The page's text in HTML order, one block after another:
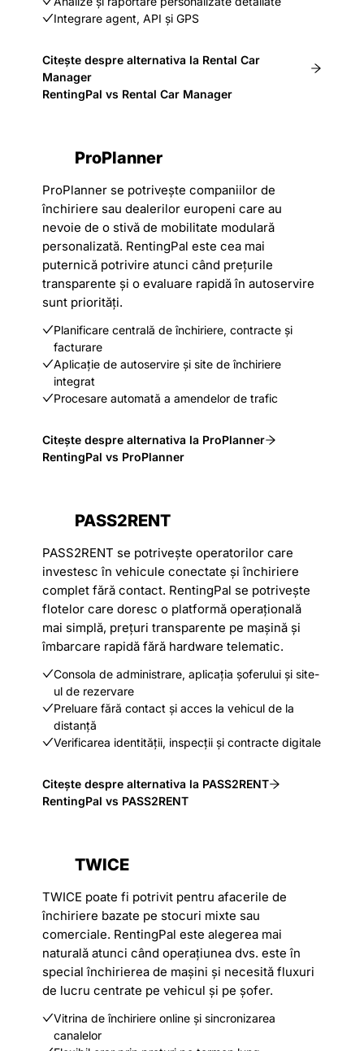
Integrare agent, API și GPS
Citește despre alternativa la Rental Car
Manager
RentingPal vs Rental Car Manager
ProPlanner
ProPlanner se potrivește companiilor de
închiriere sau dealerilor europeni care au
nevoie de o stivă de mobilitate modulară
personalizată. RentingPal este cea mai
puternică potrivire atunci când prețurile
transparente și o evaluare rapidă în autoservire
sunt priorități.
Planificare centrală de închiriere, contracte și
facturare
Aplicație de autoservire și site de închiriere
integrat
Procesare automată a amendelor de trafic
Citește despre alternativa la ProPlanner
RentingPal vs ProPlanner
PASS2RENT
PASS2RENT se potrivește operatorilor care
investesc în vehicule conectate și închiriere
complet fără contact. RentingPal se potrivește
flotelor care doresc o platformă operațională
mai simplă, prețuri transparente pe mașină și
îmbarcare rapidă fără hardware telematic.
Consola de administrare, aplicația șoferului și site-
ul de rezervare
Preluare fără contact și acces la vehicul de la
distanță
Verificarea identității, inspecții și contracte digitale
Citește despre alternativa la PASS2RENT
RentingPal vs PASS2RENT
TWICE
TWICE poate fi potrivit pentru afacerile de
închiriere bazate pe stocuri mixte sau
comerciale. RentingPal este alegerea mai
naturală atunci când operațiunea dvs. este în
special închirierea de mașini și necesită fluxuri
de lucru centrate pe vehicul și pe șofer.
Vitrina de închiriere online și sincronizarea
canalelor